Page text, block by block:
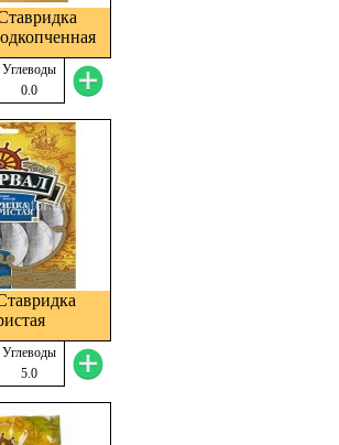
Углеводы
0.0
Углеводы
5.0